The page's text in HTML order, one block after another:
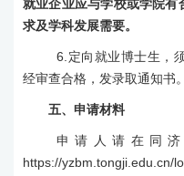
就业企业应与学校或学院有
求及学科发展需要。
6.定向就业博士生，
经审查合格，发录取通知书。
五、申请材料
申请人请在同
https://yzbm.tongji.edu.cn/